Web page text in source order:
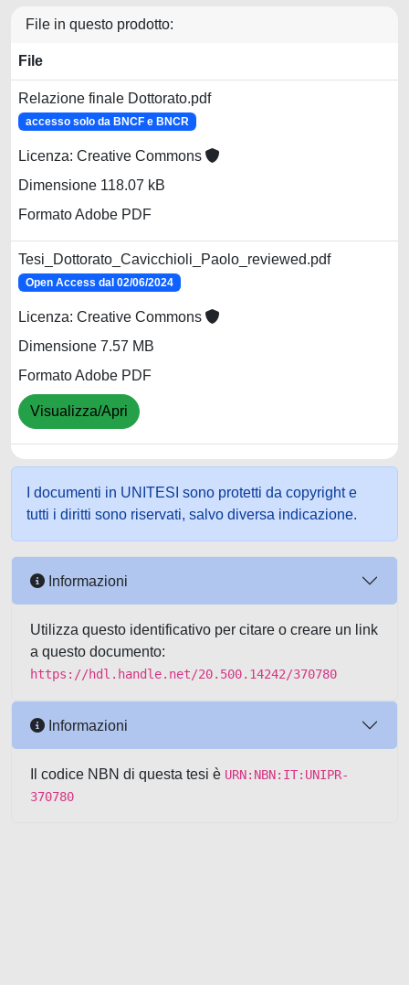
File in questo prodotto:
File
Relazione finale Dottorato.pdf
accesso solo da BNCF e BNCR
Licenza: Creative Commons
Dimensione 118.07 kB
Formato Adobe PDF
Tesi_Dottorato_Cavicchioli_Paolo_reviewed.pdf
Open Access dal 02/06/2024
Licenza: Creative Commons
Dimensione 7.57 MB
Formato Adobe PDF
Visualizza/Apri
I documenti in UNITESI sono protetti da copyright e
tutti i diritti sono riservati, salvo diversa indicazione.
Informazioni
Utilizza questo identificativo per citare o creare un link
a questo documento:
https://hdl.handle.net/20.500.14242/370780
Informazioni
Il codice NBN di questa tesi è URN:NBN:IT:UNIPR-
370780